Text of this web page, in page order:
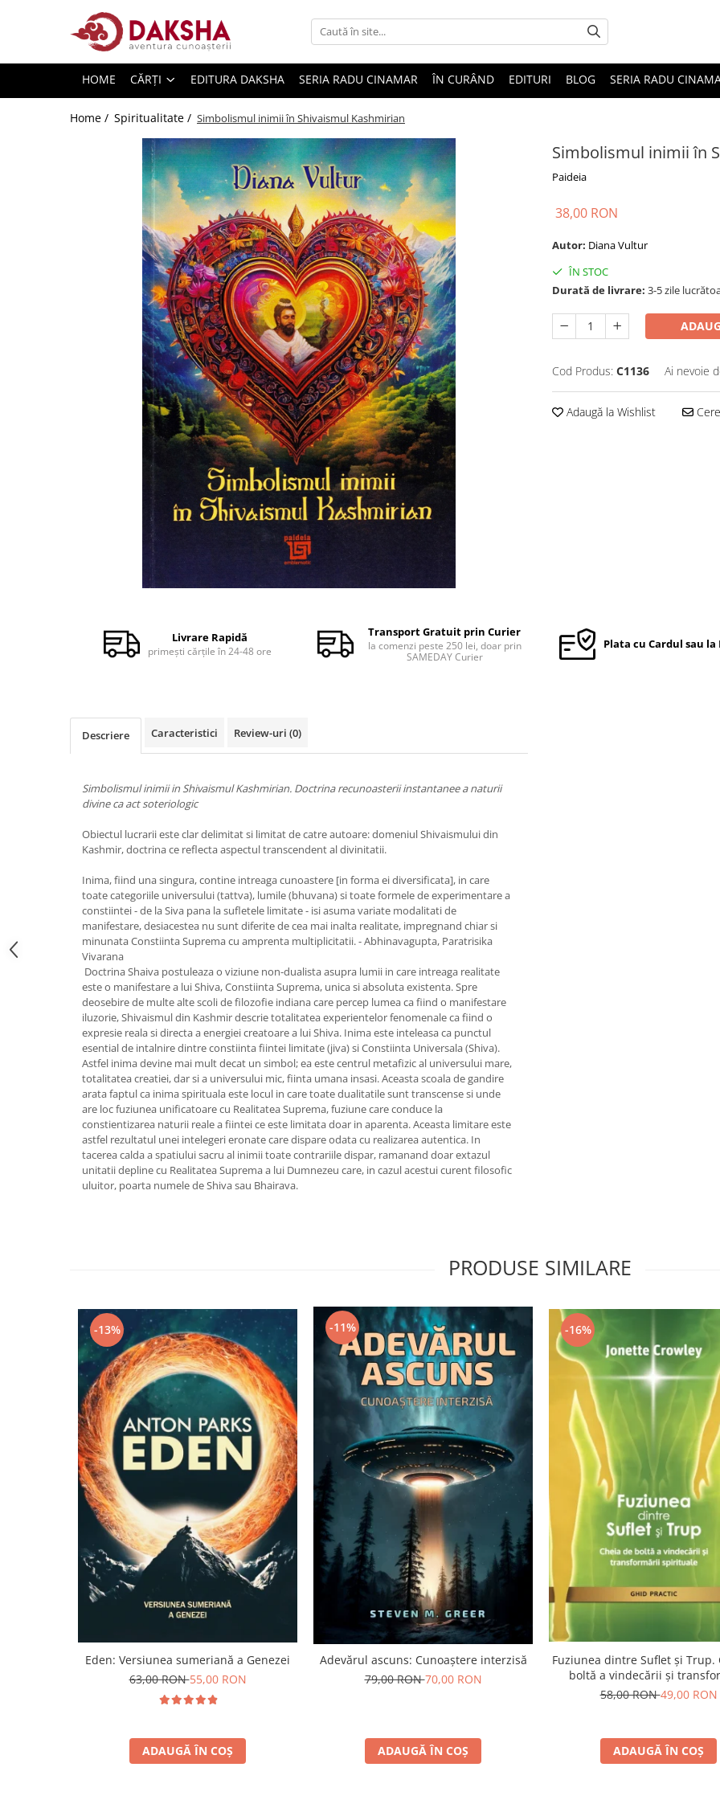
Editura Daksha
Seria Radu Cinamar
Seria Immanuel Velikovsky
Viata după moarte
Relații de cuplu
Psihologie practică
Lumea îngerilor
Seria Masaru Emoto
Inspiraţie divină
Îngeri
Vindecare spirituală
Viaţa de după moarte
Supă de pui pentru suflet
Spiritualitate şi ştiinţă
Fără categorie
HOME CĂRȚI EDITURA DAKSHA SERIA RADU CINAMAR ÎN CURÂND EDITURI BLOG SERIA RADU
Home / Spiritualitate / Simbolismul inimii în Shivaismul Kashmirian
Simbolismul inimii în
Paideia
Facebook
38,00 RON
Autor: Diana Vultur
ÎN STOC
Durată de livrare: 3-5 zile
Cod Produs: C1136 Ai nevoie
Adaugă la Wishlist
Livrare Rapidă
primești cărțile în 24-48 ore
Transport Gratuit prin Curier
la comenzi peste 250 lei, doar prin
SAMEDAY Curier
Plata cu Cardul sau
Descriere Caracteristici Review-uri (0)
Simbolismul inimii in Shivaismul Kashmirian. Doctrina recunoasterii instantanee a naturii
divine ca act soteriologic
Obiectul lucrarii este clar delimitat si limitat de catre autoare: domeniul Shivaismului din
Kashmir, doctrina ce reflecta aspectul transcendent al divinitatii.
Inima, fiind una singura, contine intreaga cunoastere [in forma ei diversificata], in care
toate categoriile universului (tattva), lumile (bhuvana) si toate formele de experimentare a
constiintei - de la Siva pana la sufletele limitate - isi asuma variate modalitati de
manifestare, desiacestea nu sunt diferite de cea mai inalta realitate, impregnand chiar si
minunata Constiinta Suprema cu amprenta multiplicitatii. - Abhinavagupta, Paratrisika
Vivarana
Doctrina Shaiva postuleaza o viziune non-dualista asupra lumii in care intreaga realitate
este o manifestare a lui Shiva, Constiinta Suprema, unica si absoluta existenta. Spre
deosebire de multe alte scoli de filozofie indiana care percep lumea ca fiind o manifestare
iluzorie, Shivaismul din Kashmir descrie totalitatea experientelor fenomenale ca fiind o
expresie reala si directa a energiei creatoare a lui Shiva. Inima este inteleasa ca punctul
esential de intalnire dintre constiinta fiintei limitate (jiva) si Constiinta Universala (Shiva).
Astfel inima devine mai mult decat un simbol; ea este centrul metafizic al universului mare,
totalitatea creatiei, dar si a universului mic, fiinta umana insasi. Aceasta scoala de gandire
arata faptul ca inima spirituala este locul in care toate dualitatile sunt transcense si unde
are loc fuziunea unificatoare cu Realitatea Suprema, fuziune care conduce la
constientizarea naturii reale a fiintei ce este limitata doar in aparenta. Aceasta limitare este
astfel rezultatul unei intelegeri eronate care dispare odata cu realizarea autentica. In
tacerea calda a spatiului sacru al inimii toate contrariile dispar, ramanand doar extazul
unitatii depline cu Realitatea Suprema a lui Dumnezeu care, in cazul acestui curent filosofic
uluitor, poarta numele de Shiva sau Bhairava.
PRODUSE SIMILARE
-13%
Eden: Versiunea sumeriană a Genezei
63,00 RON55,00 RON
ADAUGĂ ÎN COȘ
-11%
Adevărul ascuns: Cunoaștere interzisă
79,00 RON70,00 RON
ADAUGĂ ÎN COȘ
-16%
Fuziunea dintre Suflet și Trup.
boltă a vindecării și
spirituale
58,00 RON49,00 RON
ADAUGĂ ÎN COȘ